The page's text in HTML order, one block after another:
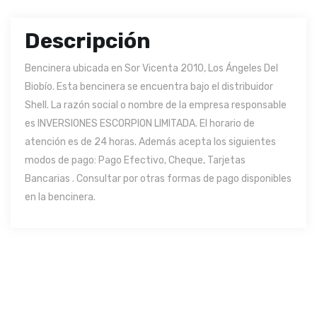
Descripción
Bencinera ubicada en Sor Vicenta 2010, Los Ángeles Del
Biobío. Esta bencinera se encuentra bajo el distribuidor
Shell. La razón social o nombre de la empresa responsable
es INVERSIONES ESCORPION LIMITADA. El horario de
atención es de 24 horas. Además acepta los siguientes
modos de pago: Pago Efectivo, Cheque, Tarjetas
Bancarias . Consultar por otras formas de pago disponibles
en la bencinera.